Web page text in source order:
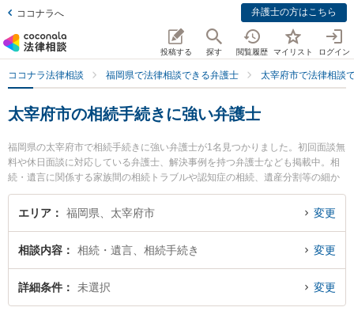
ココナラへ 弁護士の方はこちら
投稿する 探す 閲覧履歴 マイリスト ログイン
ココナラ法律相談 福岡県で法律相談できる弁護士 太宰府市で法律相談
太宰府市の相続手続きに強い弁護士
福岡県の太宰府市で相続手続きに強い弁護士が1名見つかりました。初回面談無
料や休日面談に対応している弁護士、解決事例を持つ弁護士なども掲載中。相
続・遺言に関係する家族間の相続トラブルや認知症の相続、遺産分割等の細か
な分野での絞り込み検索もでき便利です。特に椿原法律事務所の椿原 剛弁護士
のプロフィール情報や弁護士費用、強みなどが注目されています。『太宰府市
『初回相談無料で相続手続きを法律相談できる太宰府市内の弁護士に相談予約
したい』などでお困りの相談者さんにおすすめです。
エリア 福岡県、太宰府市 変更
相談内容 相続・遺言、相続手続き 変更
詳細条件 未選択 変更